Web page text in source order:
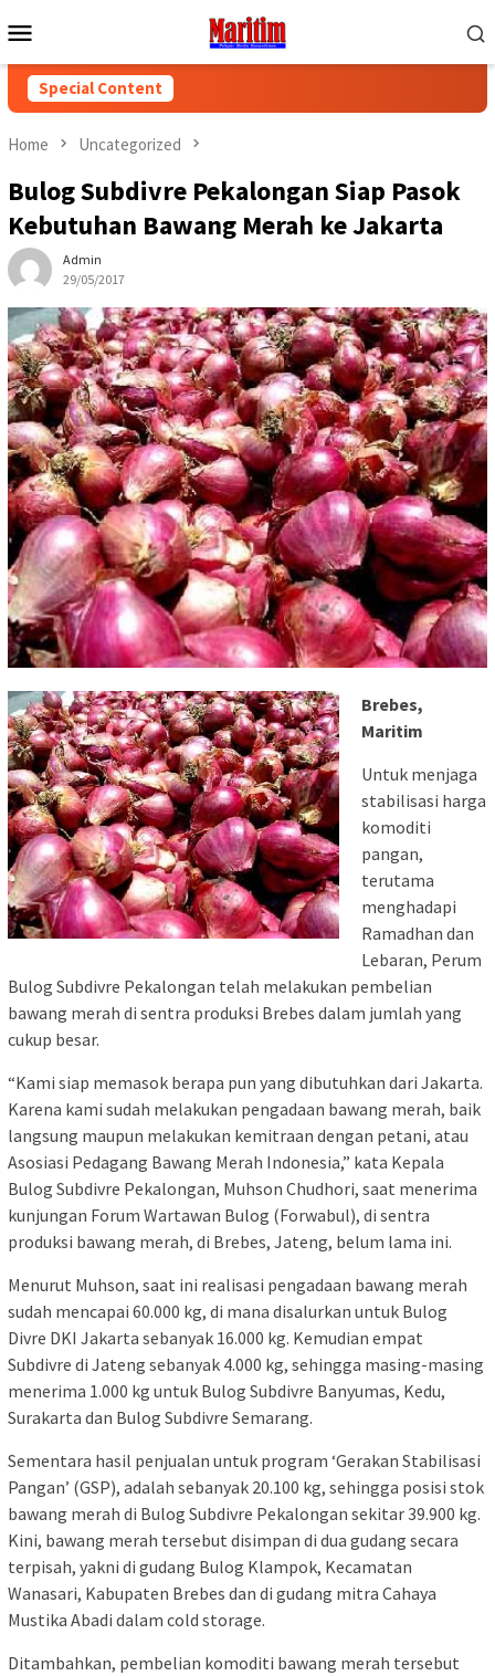
to
Menu
Special Content
Home Uncategorized
Bulog Subdivre Pekalongan Siap Pasok
Kebutuhan Bawang Merah ke Jakarta
Admin
29/05/2017
Brebes,
Maritim
Untuk menjaga
stabilisasi harga
komoditi
pangan,
terutama
menghadapi
Ramadhan dan
Lebaran, Perum
Bulog Subdivre Pekalongan telah melakukan pembelian
bawang merah di sentra produksi Brebes dalam jumlah yang
cukup besar.
“Kami siap memasok berapa pun yang dibutuhkan dari Jakarta.
Karena kami sudah melakukan pengadaan bawang merah, baik
langsung maupun melakukan kemitraan dengan petani, atau
Asosiasi Pedagang Bawang Merah Indonesia,” kata Kepala
Bulog Subdivre Pekalongan, Muhson Chudhori, saat menerima
kunjungan Forum Wartawan Bulog (Forwabul), di sentra
produksi bawang merah, di Brebes, Jateng, belum lama ini.
Menurut Muhson, saat ini realisasi pengadaan bawang merah
sudah mencapai 60.000 kg, di mana disalurkan untuk Bulog
Divre DKI Jakarta sebanyak 16.000 kg. Kemudian empat
Subdivre di Jateng sebanyak 4.000 kg, sehingga masing-masing
menerima 1.000 kg untuk Bulog Subdivre Banyumas, Kedu,
Surakarta dan Bulog Subdivre Semarang.
Sementara hasil penjualan untuk program ‘Gerakan Stabilisasi
Pangan’ (GSP), adalah sebanyak 20.100 kg, sehingga posisi stok
bawang merah di Bulog Subdivre Pekalongan sekitar 39.900 kg.
Kini, bawang merah tersebut disimpan di dua gudang secara
terpisah, yakni di gudang Bulog Klampok, Kecamatan
Wanasari, Kabupaten Brebes dan di gudang mitra Cahaya
Mustika Abadi dalam cold storage.
Ditambahkan, pembelian komoditi bawang merah tersebut